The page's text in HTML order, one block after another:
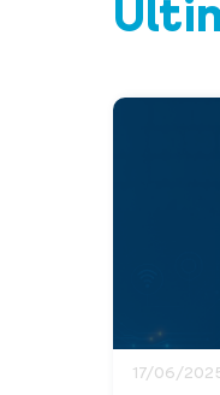
17/06/